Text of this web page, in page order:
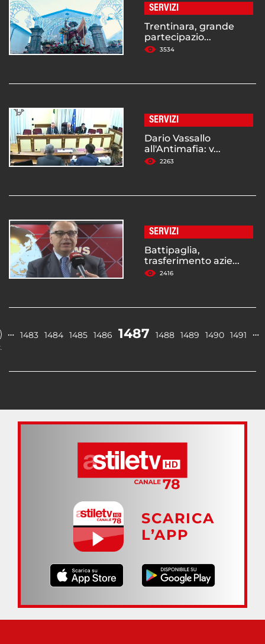
SERVIZI
Trentinara, grande
partecipazio...
3534
SERVIZI
Dario Vassallo
all'Antimafia: v...
2263
SERVIZI
Battipaglia,
trasferimento azie...
2416
… 1483 1484 1485 1486 1487 1488 1489 1490 1491 …
SCARICA
L’APP